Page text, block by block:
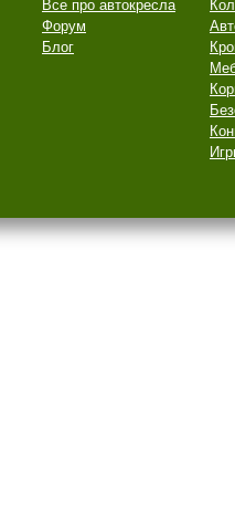
Все про автокресла
Форум
Блог